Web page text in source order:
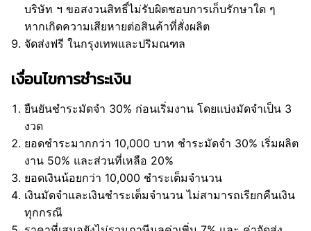
บริษัท ฯ ขอสงวนสิทธิ์ไม่รับผิดชอบการเก็บรักษาใด ๆ
หากเกิดความเสียหายต่อสินค้าที่สั่งผลิต
จัดส่งฟรี ในกรุงเทพและปริมณฑล
เงื่อนไขการชำระเงิน
ยืนยันชำระมัดจำ 30% ก่อนเริ่มงาน โดยแบ่งมัดจำเป็น 3
งวด
ยอดชำระมากกว่า 10,000 บาท ชำระมัดจำ 30% เริ่มผลิต
งาน 50% และส่วนที่เหลือ 20%
ยอดเงินน้อยกว่า 10,000 ชำระเต็มจำนวน
เงินมัดจำและเงินชำระเต็มจำนวน ไม่สามารถเรียกคืนเงิน
ทุกกรณี